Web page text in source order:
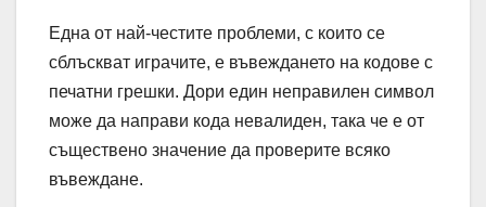
Една от най-честите проблеми, с които се
сблъскват играчите, е въвеждането на кодове с
печатни грешки. Дори един неправилен символ
може да направи кода невалиден, така че е от
съществено значение да проверите всяко
въвеждане.